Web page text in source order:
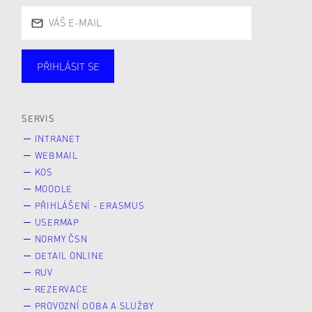
PŘIHLÁSIT SE
SERVIS
INTRANET
WEBMAIL
KOS
MOODLE
PŘIHLÁŠENÍ - ERASMUS
USERMAP
NORMY ČSN
DETAIL ONLINE
RUV
REZERVACE
PROVOZNÍ DOBA A SLUŽBY